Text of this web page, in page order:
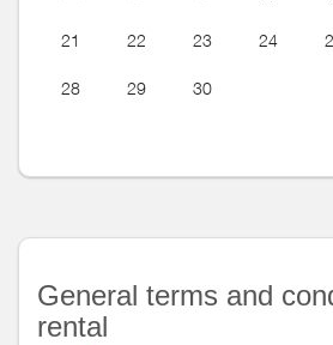
21 22 23 24
28 29 30
General terms and
rental